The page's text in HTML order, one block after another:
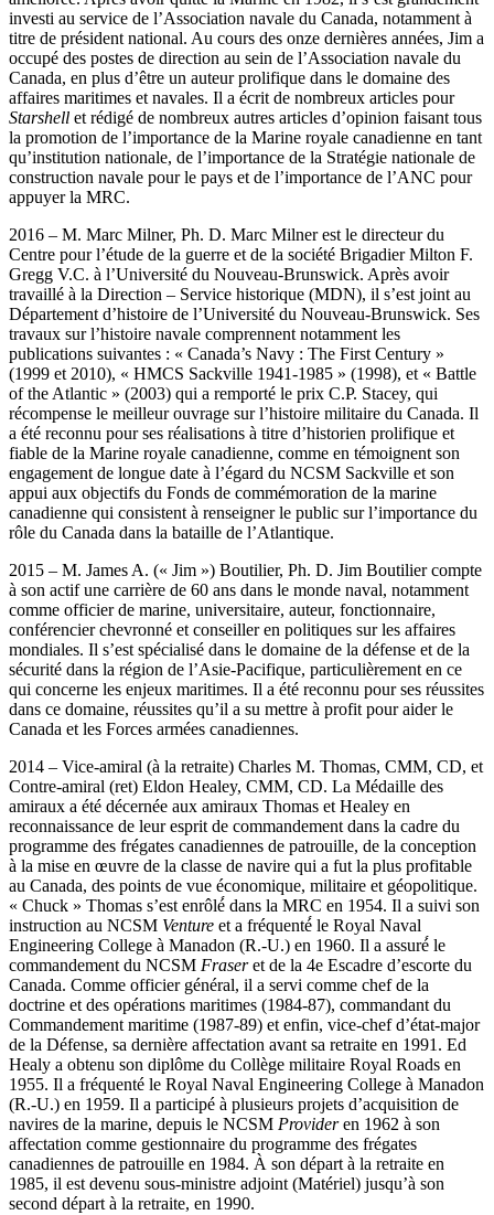
investi au service de l’Association navale du Canada, notamment à
titre de président national. Au cours des onze dernières années, Jim a
occupé des postes de direction au sein de l’Association navale du
Canada, en plus d’être un auteur prolifique dans le domaine des
affaires maritimes et navales. Il a écrit de nombreux articles pour
Starshell et rédigé de nombreux autres articles d’opinion faisant tous
la promotion de l’importance de la Marine royale canadienne en tant
qu’institution nationale, de l’importance de la Stratégie nationale de
construction navale pour le pays et de l’importance de l’ANC pour
appuyer la MRC.
2016 – M. Marc Milner, Ph. D. Marc Milner est le directeur du
Centre pour l’étude de la guerre et de la société Brigadier Milton F.
Gregg V.C. à l’Université du Nouveau-Brunswick. Après avoir
travaillé à la Direction – Service historique (MDN), il s’est joint au
Département d’histoire de l’Université du Nouveau-Brunswick. Ses
travaux sur l’histoire navale comprennent notamment les
publications suivantes : « Canada’s Navy : The First Century »
(1999 et 2010), « HMCS Sackville 1941-1985 » (1998), et « Battle
of the Atlantic » (2003) qui a remporté le prix C.P. Stacey, qui
récompense le meilleur ouvrage sur l’histoire militaire du Canada. Il
a été reconnu pour ses réalisations à titre d’historien prolifique et
fiable de la Marine royale canadienne, comme en témoignent son
engagement de longue date à l’égard du NCSM Sackville et son
appui aux objectifs du Fonds de commémoration de la marine
canadienne qui consistent à renseigner le public sur l’importance du
rôle du Canada dans la bataille de l’Atlantique.
2015 – M. James A. (« Jim ») Boutilier, Ph. D. Jim Boutilier compte
à son actif une carrière de 60 ans dans le monde naval, notamment
comme officier de marine, universitaire, auteur, fonctionnaire,
conférencier chevronné et conseiller en politiques sur les affaires
mondiales. Il s’est spécialisé dans le domaine de la défense et de la
sécurité dans la région de l’Asie-Pacifique, particulièrement en ce
qui concerne les enjeux maritimes. Il a été reconnu pour ses réussites
dans ce domaine, réussites qu’il a su mettre à profit pour aider le
Canada et les Forces armées canadiennes.
2014 – Vice-amiral (à la retraite) Charles M. Thomas, CMM, CD, et
Contre-amiral (ret) Eldon Healey, CMM, CD. La Médaille des
amiraux a été décernée aux amiraux Thomas et Healey en
reconnaissance de leur esprit de commandement dans la cadre du
programme des frégates canadiennes de patrouille, de la conception
à la mise en œuvre de la classe de navire qui a fut la plus profitable
au Canada, des points de vue économique, militaire et géopolitique.
« Chuck » Thomas s’est enrôlé́ dans la MRC en 1954. Il a suivi son
instruction au NCSM Venture et a fréquenté́ le Royal Naval
Engineering College à Manadon (R.-U.) en 1960. Il a assuré́ le
commandement du NCSM Fraseret de la 4e Escadre d’escorte du
Canada. Comme officier général, il a servi comme chef de la
doctrine et des opérations maritimes (1984-87), commandant du
Commandement maritime (1987-89) et enfin, vice-chef d’état-major
de la Défense, sa dernière affectation avant sa retraite en 1991. Ed
Healy a obtenu son diplôme du Collège militaire Royal Roads en
1955. Il a fréquenté le Royal Naval Engineering College à Manadon
(R.-U.) en 1959. Il a participé à plusieurs projets d’acquisition de
navires de la marine, depuis le NCSM Provideren 1962 à son
affectation comme gestionnaire du programme des frégates
canadiennes de patrouille en 1984. À son départ à la retraite en
1985, il est devenu sous-ministre adjoint (Matériel) jusqu’à son
second départ à la retraite, en 1990.